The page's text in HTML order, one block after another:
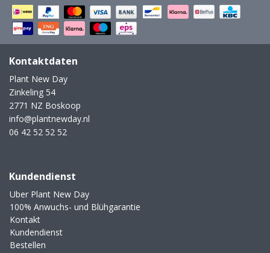
Kontaktdaten
Plant New Day
Zinkeling 54
2771 NZ Boskoop
info@plantnewday.nl
06 42 52 52 52
Kundendienst
Uber Plant New Day
100% Anwuchs- und Blühgarantie
Kontakt
Kundendienst
Bestellen